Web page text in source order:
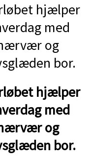
hjælper
med
og
bor.
hjælper
med
og
bor.